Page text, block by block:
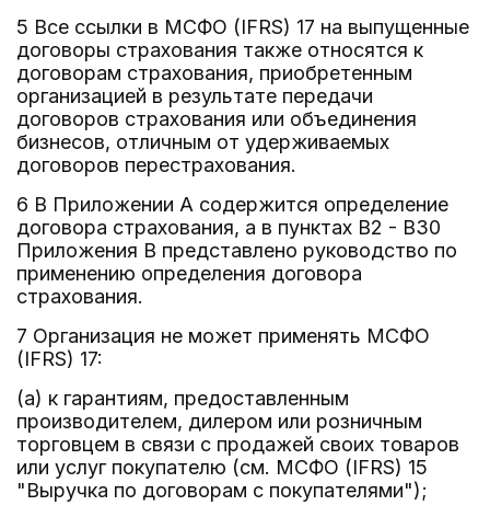
5 Все ссылки в МСФО (IFRS) 17 на выпущенные
договоры страхования также относятся к
договорам страхования, приобретенным
организацией в результате передачи
договоров страхования или объединения
бизнесов, отличным от удерживаемых
договоров перестрахования.
6 В Приложении A содержится определение
договора страхования, а в пунктах B2 - B30
Приложения B представлено руководство по
применению определения договора
страхования.
7 Организация не может применять МСФО
(IFRS) 17:
(a) к гарантиям, предоставленным
производителем, дилером или розничным
торговцем в связи с продажей своих товаров
или услуг покупателю (см. МСФО (IFRS) 15
"Выручка по договорам с покупателями");